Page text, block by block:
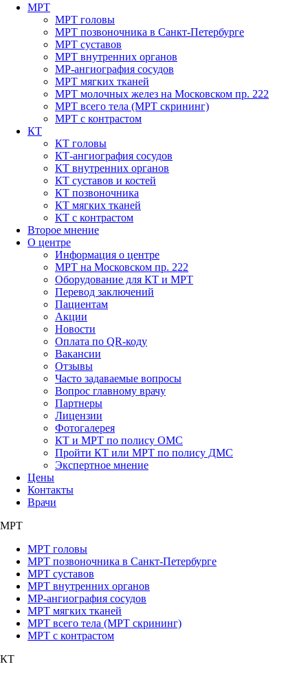
МРТ
МРТ головы
МРТ позвоночника в Санкт-Петербурге
МРТ суставов
МРТ внутренних органов
МР-ангиография сосудов
МРТ мягких тканей
МРТ молочных желез на Московском пр. 222
МРТ всего тела (МРТ скрининг)
МРТ с контрастом
КТ
КТ головы
КТ-ангиография сосудов
КТ внутренних органов
КТ суставов и костей
КТ позвоночника
КТ мягких тканей
КТ с контрастом
Второе мнение
О центре
Информация о центре
МРТ на Московском пр. 222
Оборудование для КТ и МРТ
Перевод заключений
Пациентам
Акции
Новости
Оплата по QR-коду
Вакансии
Отзывы
Часто задаваемые вопросы
Вопрос главному врачу
Партнеры
Лицензии
Фотогалерея
КТ и МРТ по полису ОМС
Пройти КТ или МРТ по полису ДМС
Экспертное мнение
Цены
Контакты
Врачи
МРТ
МРТ головы
МРТ позвоночника в Санкт-Петербурге
МРТ суставов
МРТ внутренних органов
МР-ангиография сосудов
МРТ мягких тканей
МРТ всего тела (МРТ скрининг)
МРТ с контрастом
КТ